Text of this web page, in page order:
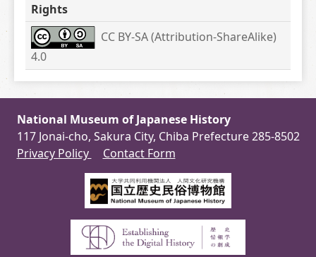
Rights
CC BY-SA (Attribution-ShareAlike)
4.0
National Museum of Japanese History
117 Jonai-cho, Sakura City, Chiba Prefecture 285-8502
Privacy Policy
Contact Form